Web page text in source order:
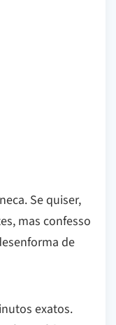
Se quiser,
mas confesso
de
exatos.